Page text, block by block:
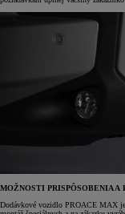
MOŽNOSTI PRISPÔSOBENIA A
Dodávkové vozidlo PROACE MAX